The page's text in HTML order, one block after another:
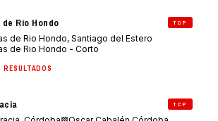
de Río Hondo TCP
de Rio Hondo, Santiago del Estero
de Rio Hondo - Corto
RESULTADOS
TCP